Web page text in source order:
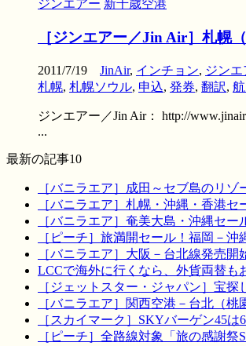
ジンエアー 新千歳空港
［ジンエアー／Jin Air］札幌
2011/7/19 JinAir, インチョン, ジンエ
札幌, 札幌ソウル, 申込, 発券, 翻訳,
ジンエアー／Jin Air： http://
...
最新の記事10
［バニラエア］成田～セブ島のリゾ
［バニラエア］札幌・沖縄・香港セ
［バニラエア］奄美大島・沖縄セ
［ピーチ］旅満開セール！福岡－
［バニラエア］大阪－台北線発売開
LCCで海外に行くなら、外貨両替も
［ジェットスター・ジャパン］宝
［バニラエア］関西空港－台北（
［スカイマーク］SKYバーゲン45
［ピーチ］全路線対象「旅の感謝祭